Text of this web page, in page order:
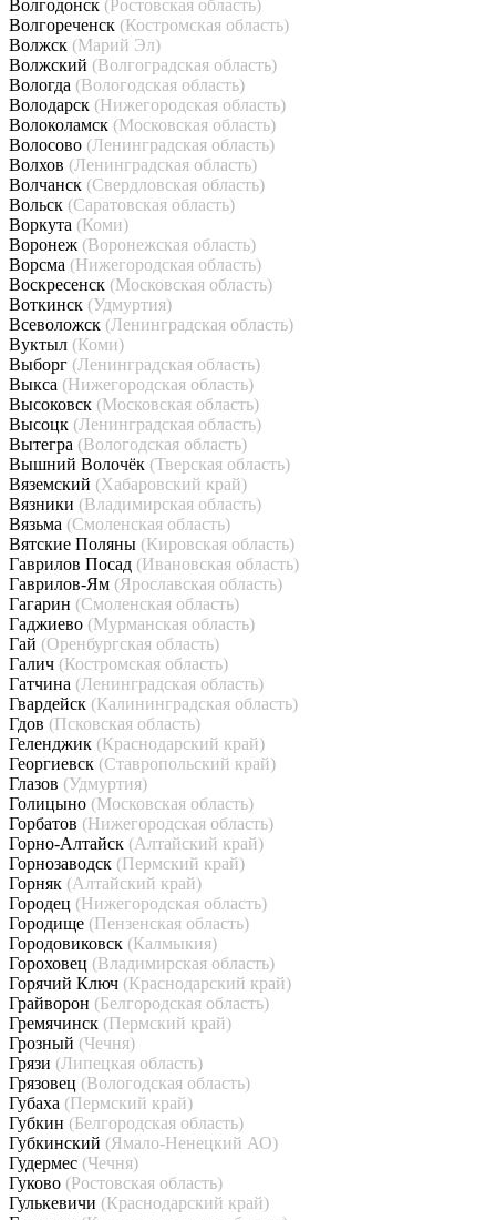
Волгодонск (Ростовская область)
Волгореченск (Костромская область)
Волжск (Марий Эл)
Волжский (Волгоградская область)
Вологда (Вологодская область)
Володарск (Нижегородская область)
Волоколамск (Московская область)
Волосово (Ленинградская область)
Волхов (Ленинградская область)
Волчанск (Свердловская область)
Вольск (Саратовская область)
Воркута (Коми)
Воронеж (Воронежская область)
Ворсма (Нижегородская область)
Воскресенск (Московская область)
Воткинск (Удмуртия)
Всеволожск (Ленинградская область)
Вуктыл (Коми)
Выборг (Ленинградская область)
Выкса (Нижегородская область)
Высоковск (Московская область)
Высоцк (Ленинградская область)
Вытегра (Вологодская область)
Вышний Волочёк (Тверская область)
Вяземский (Хабаровский край)
Вязники (Владимирская область)
Вязьма (Смоленская область)
Вятские Поляны (Кировская область)
Гаврилов Посад (Ивановская область)
Гаврилов-Ям (Ярославская область)
Гагарин (Смоленская область)
Гаджиево (Мурманская область)
Гай (Оренбургская область)
Галич (Костромская область)
Гатчина (Ленинградская область)
Гвардейск (Калининградская область)
Гдов (Псковская область)
Геленджик (Краснодарский край)
Георгиевск (Ставропольский край)
Глазов (Удмуртия)
Голицыно (Московская область)
Горбатов (Нижегородская область)
Горно-Алтайск (Алтайский край)
Горнозаводск (Пермский край)
Горняк (Алтайский край)
Городец (Нижегородская область)
Городище (Пензенская область)
Городовиковск (Калмыкия)
Гороховец (Владимирская область)
Горячий Ключ (Краснодарский край)
Грайворон (Белгородская область)
Гремячинск (Пермский край)
Грозный (Чечня)
Грязи (Липецкая область)
Грязовец (Вологодская область)
Губаха (Пермский край)
Губкин (Белгородская область)
Губкинский (Ямало-Ненецкий АО)
Гудермес (Чечня)
Гуково (Ростовская область)
Гулькевичи (Краснодарский край)